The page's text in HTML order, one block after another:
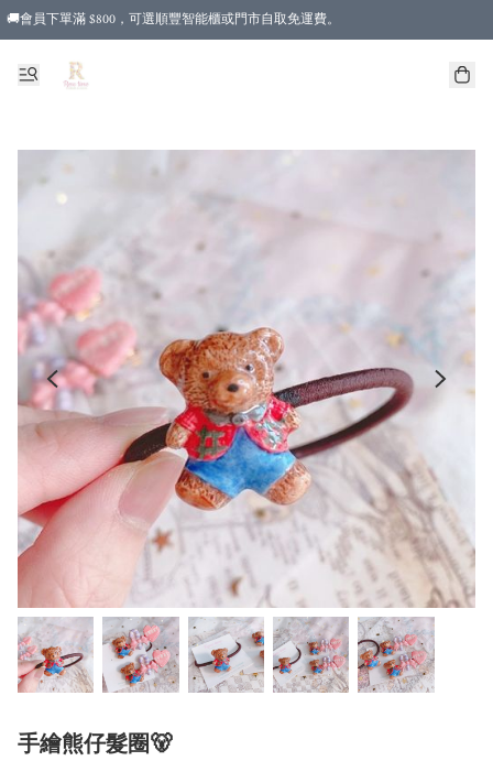
🚚會員下單滿 $800，可選順豐智能櫃或門市自取免運費。
手繪熊仔髮圈🐻